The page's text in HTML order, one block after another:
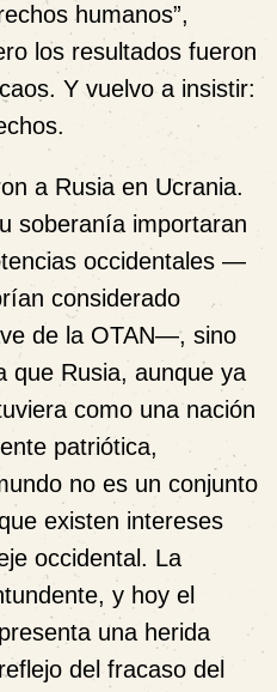
humanos”,
los resultados fueron
Y vuelvo a insistir:
a Rusia en Ucrania.
soberanía importaran
occidentales —
considerado
de la OTAN—, sino
que Rusia, aunque ya
como una nación
patriótica,
no es un conjunto
existen intereses
occidental. La
y hoy el
una herida
del fracaso del